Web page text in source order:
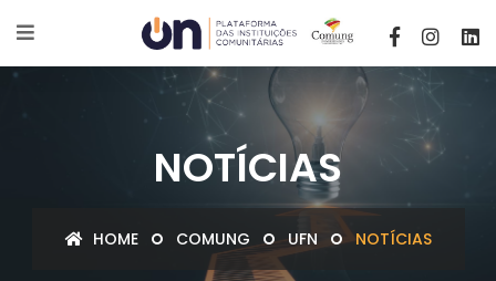
NOTÍCIAS
HOME COMUNG UFN NOTÍCIAS